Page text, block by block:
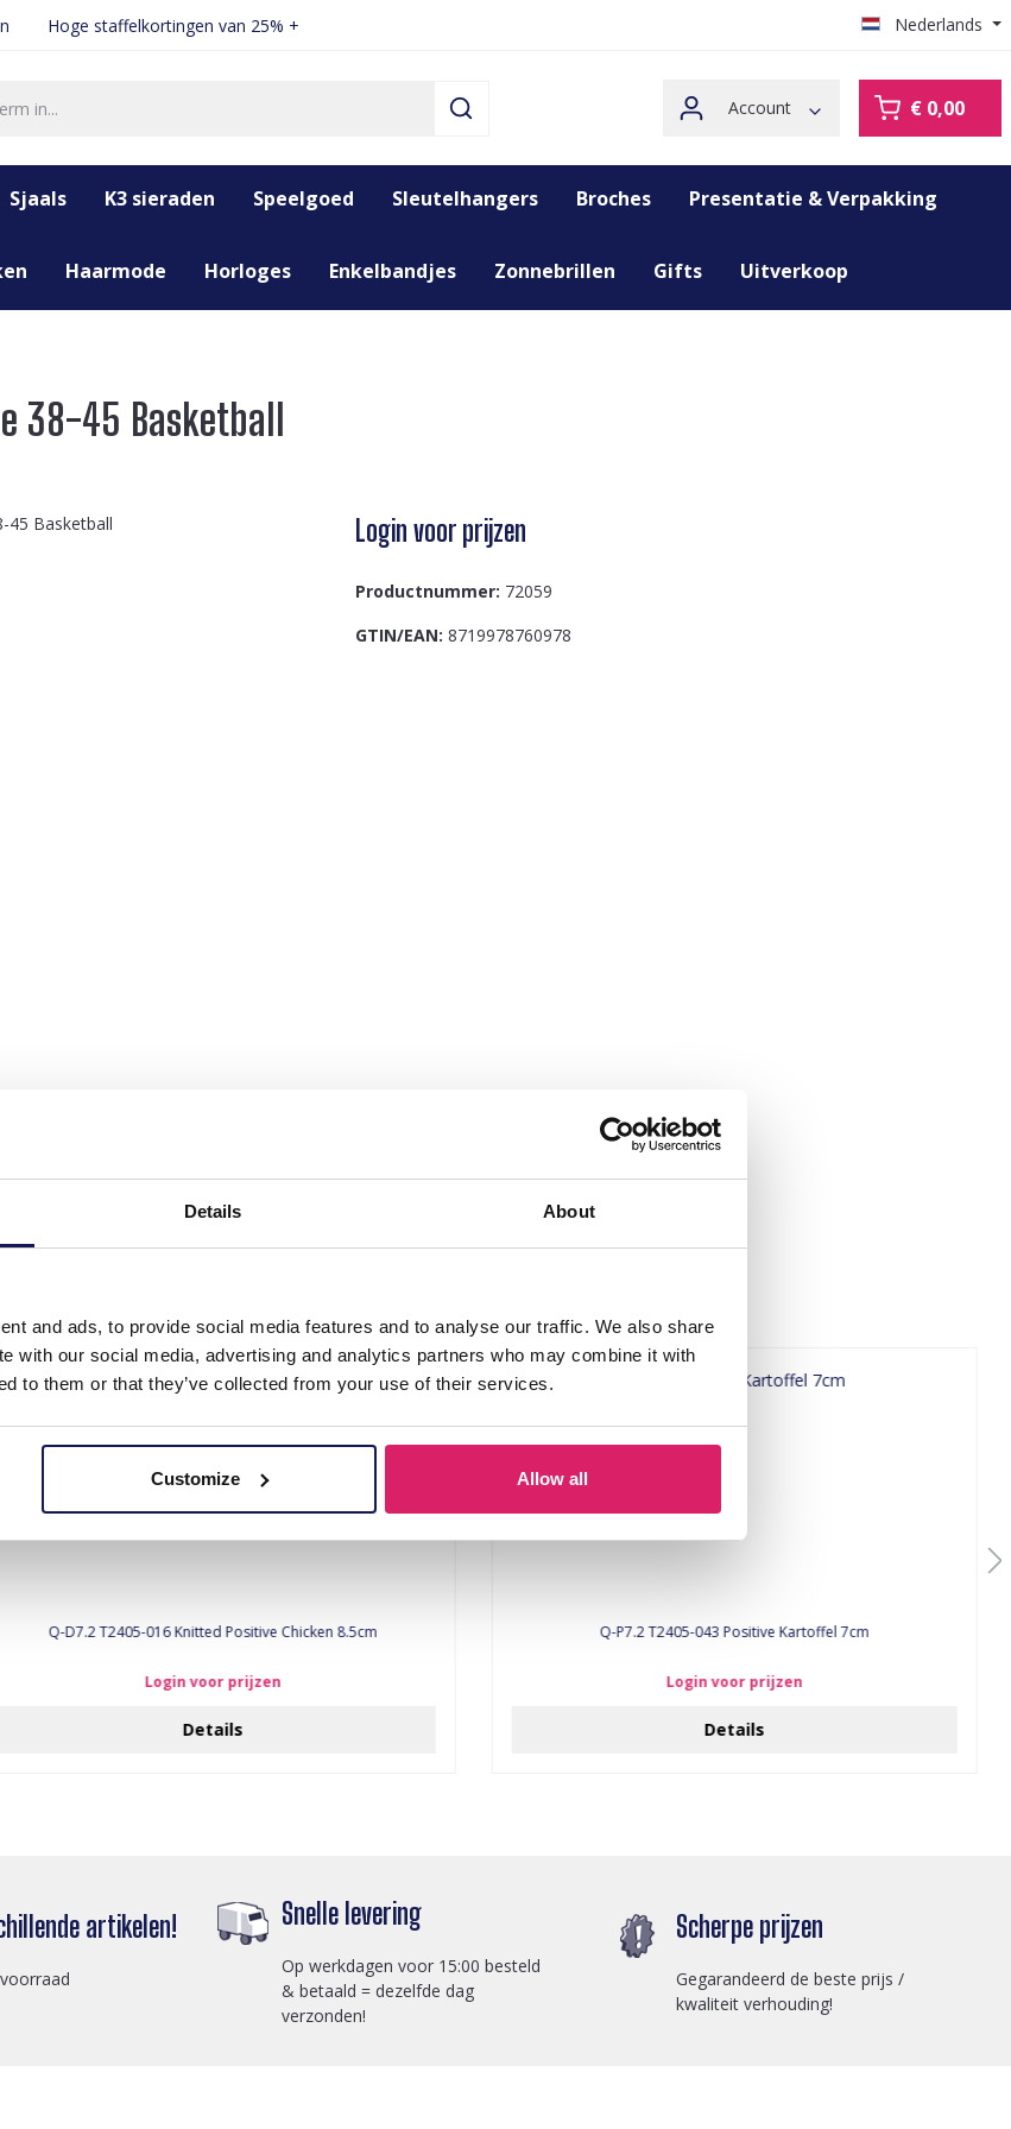
Details About
and ads, to provide social media features and to analyse our traffic. We also share
with our social media, advertising and analytics partners who may combine it with
to them or that they’ve collected from your use of their services.
Customize Allow all
Hoge staffelkortingen van 25% + Nederlands
Account € 0,00
Sjaals K3 sieraden Speelgoed Sleutelhangers Broches Presentatie & Verpakking
Haarmode Horloges Enkelbandjes Zonnebrillen Gifts Uitverkoop
38-45 Basketball
Login voor prijzen
Productnummer: 72059
GTIN/EAN: 8719978760978
Size 38-45 Basketball"
Q-D7.2 T2405-016 Knitted Positive Chicken 8.5cm
Login voor prijzen
Details
Q-P7.2 T2405-043 Positive Kartoffel 7cm
Login voor prijzen
Details
artikelen! Snelle levering
Op werkdagen voor 15:00 besteld
& betaald = dezelfde dag
verzonden!
Scherpe prijzen
Gegarandeerd de beste prijs /
kwaliteit verhouding!